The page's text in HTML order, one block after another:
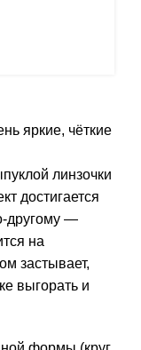
яркие, чёткие
линзочки
достигается
другому —
на
застывает,
выгорать и